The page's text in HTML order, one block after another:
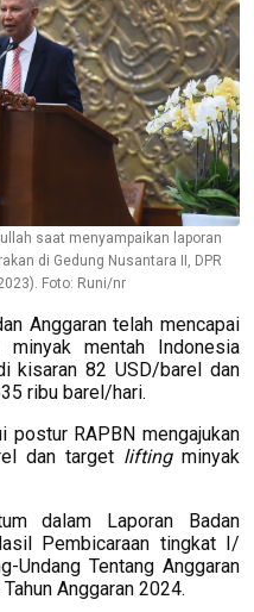
saat menyampaikan laporan
di Gedung Nusantara II, DPR
Foto: Runi/nr
Anggaran telah mencapai
minyak mentah Indonesia
kisaran 82 USD/barel dan
ribu barel/hari.
postur RAPBN mengajukan
dan target liftingminyak
dalam Laporan Badan
Pembicaraan tingkat I/
Undang Tentang Anggaran
Anggaran 2024.